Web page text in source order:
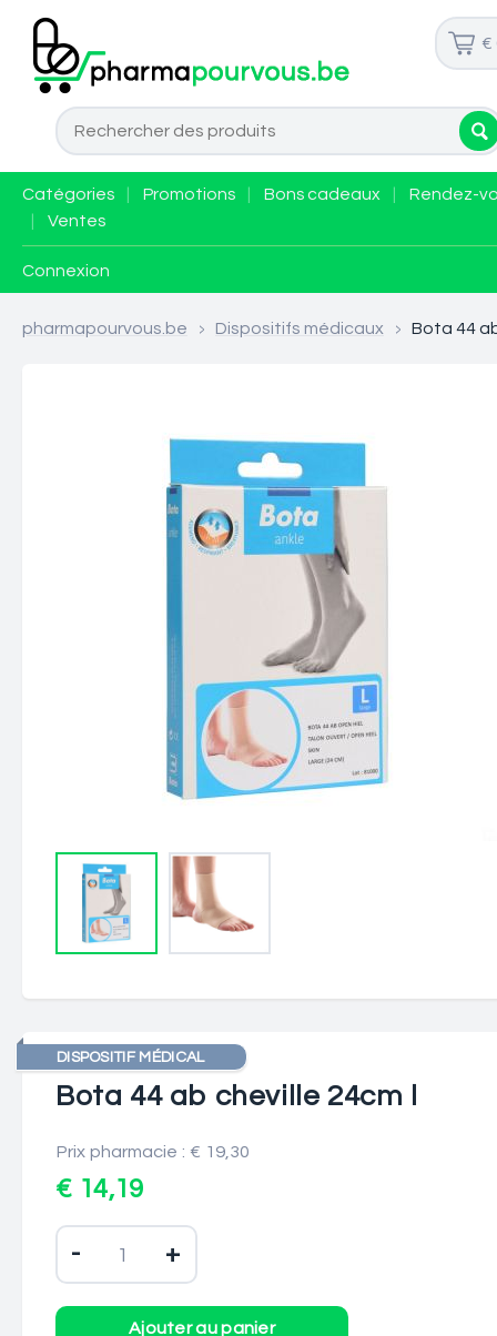
€
Catégories Promotions Bons cadeaux
Rendez-
Ventes
Connexion
pharmapourvous.be > Dispositifs médicaux > Bota 44
DISPOSITIF MÉDICAL
Bota 44 ab cheville 24cm l
Prix pharmacie : € 19,30
€ 14,19
- +